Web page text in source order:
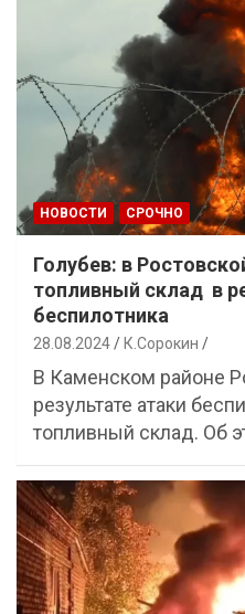
НОВОСТИ СРОЧНО
Голубев: в
топливный склад в
беспилотника
28.08.2024 К.Сорокин
В Каменском районе
результате атаки
топливный склад. Об